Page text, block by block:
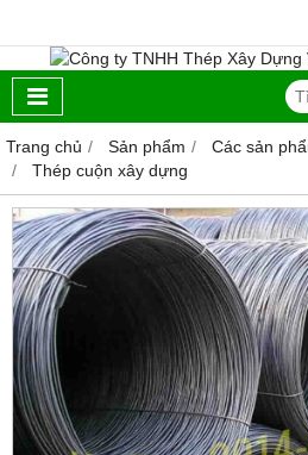
Trang chủ Sản phẩm
Các sản
Thép cuộn xây dựng